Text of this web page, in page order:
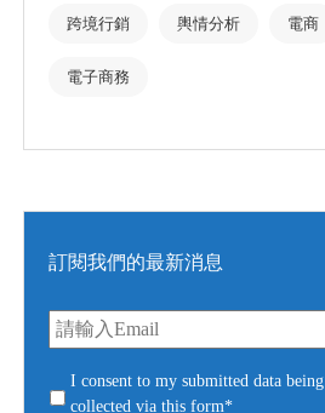
跨境行銷 輿情分析 電商
電子商務
訂閱我們的最新消息
E
m
a
lo
I consent to my submitted data being
collected via this form*